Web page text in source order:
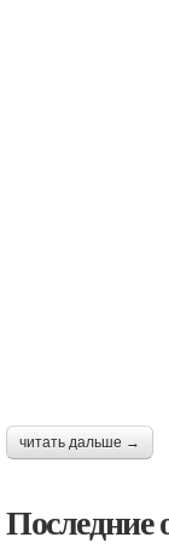
читать дальше →
Последние